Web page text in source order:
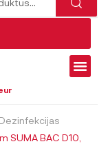
Dezinfekcijas
SUMA BAC D10,